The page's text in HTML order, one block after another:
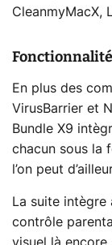
CleanmyMacX,
En plus des
VirusBarrier et
Bundle X9
chacun sous la
l’on peut
La suite intègre
contrôle